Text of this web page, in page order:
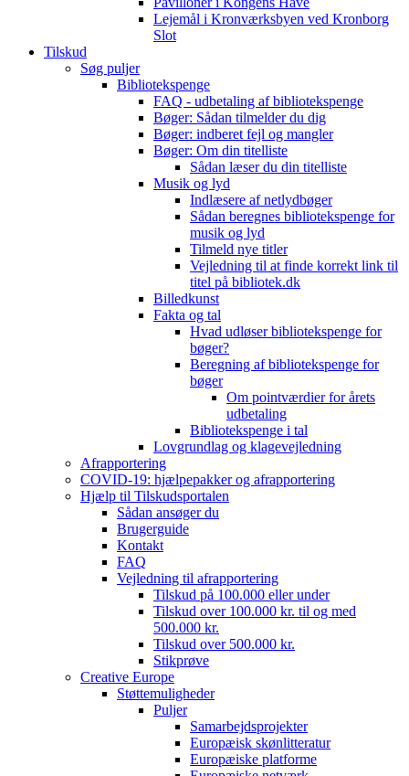
Lejemål i Kronværksbyen ved Kronborg
Slot
Tilskud
Søg puljer
Bibliotekspenge
FAQ - udbetaling af bibliotekspenge
Bøger: Sådan tilmelder du dig
Bøger: indberet fejl og mangler
Bøger: Om din titelliste
Sådan læser du din titelliste
Musik og lyd
Indlæsere af netlydbøger
Sådan beregnes bibliotekspenge for
musik og lyd
Tilmeld nye titler
Vejledning til at finde korrekt link til
titel på bibliotek.dk
Billedkunst
Fakta og tal
Hvad udløser bibliotekspenge for
bøger?
Beregning af bibliotekspenge for
bøger
Om pointværdier for årets
udbetaling
Bibliotekspenge i tal
Lovgrundlag og klagevejledning
Afrapportering
COVID-19: hjælpepakker og afrapportering
Hjælp til Tilskudsportalen
Sådan ansøger du
Brugerguide
Kontakt
FAQ
Vejledning til afrapportering
Tilskud på 100.000 eller under
Tilskud over 100.000 kr. til og med
500.000 kr.
Tilskud over 500.000 kr.
Stikprøve
Creative Europe
Støttemuligheder
Puljer
Samarbejdsprojekter
Europæisk skønlitteratur
Europæiske platforme